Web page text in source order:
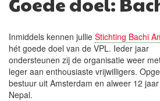
Inmiddels kennen jullie Stichting Bachi
hét goede doel van de VPL. Ieder jaar
ondersteunen zij de organisatie weer
leger aan enthousiaste vrijwilligers.
bestuur uit Amsterdam en alweer 12
Nepal.